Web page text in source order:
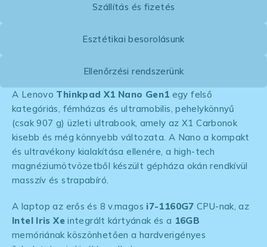
Szállítás és fizetés
Esztétikai besorolásunk
Ellenőrzési rendszerünk
A Lenovo Thinkpad X1 Nano Gen1 egy felső
kategóriás, fémházas és ultramobilis, pehelykönnyű
(csak 907 g) üzleti ultrabook, amely az X1 Carbonok
kisebb és még könnyebb változata. A Nano a kompakt
és ultravékony kialakítása ellenére, a high-tech
magnéziumötvözetből készült gépháza okán rendkívül
masszív és strapabíró.
A laptop az erős és 8 v.magos i7-1160G7 CPU-nak, az
Intel Iris Xeintegrált kártyának és a 16GB
memóriának köszönhetően a hardverigényes